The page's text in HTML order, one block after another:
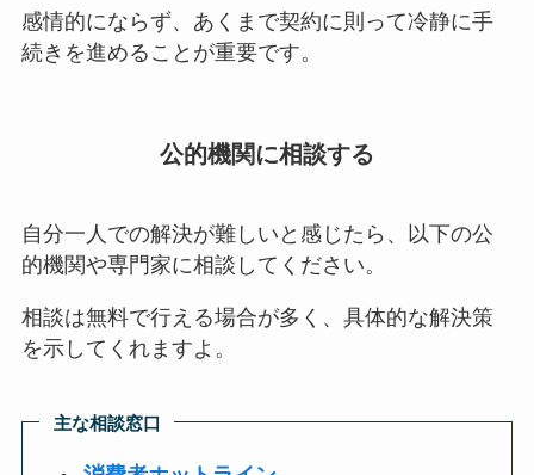
感情的にならず、あくまで契約に則って冷静に手
続きを進めることが重要です。
公的機関に相談する
自分一人での解決が難しいと感じたら、以下の公
的機関や専門家に相談してください。
相談は無料で行える場合が多く、具体的な解決策
を示してくれますよ。
主な相談窓口